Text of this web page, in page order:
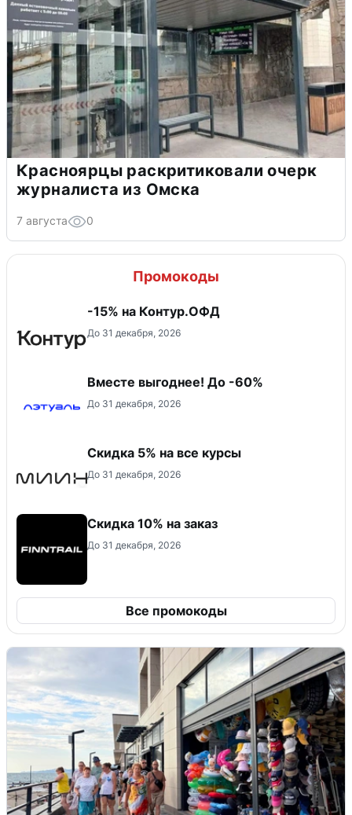
Красноярцы раскритиковали очерк
журналиста из Омска
7 августа 0
Промокоды
-15% на Контур.ОФД
До 31 декабря, 2026
Вместе выгоднее! До -60%
До 31 декабря, 2026
Скидка 5% на все курсы
До 31 декабря, 2026
Скидка 10% на заказ
До 31 декабря, 2026
Все промокоды